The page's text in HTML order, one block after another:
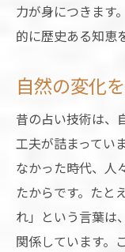
力が身につきます
的に歴史ある知恵
自然の変化
昔の占い技術は、
工夫が詰まってい
なかった時代、人
たからです。たと
れ」という言葉は
関係しています。